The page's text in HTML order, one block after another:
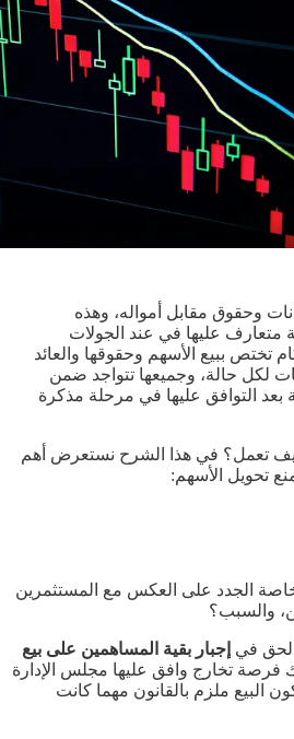
وحقوق مقابل أمواله، وهذه
متعارف عليها في عند الجولات
تختص ببيع الأسهم وحقوقها والعائد
لكل حالة، وجميعها تتواجد ضمن
بعد التوافق عليها في مرحلة مذكرة
تعمل؟ في هذا الشرح نستعرض أهم
تحويل الأسهم:
خاصة الجدد على العكس مع المستثمرين
والسبب؟
الحق في إجبار بقية المساهمين على بيع
تخارج وافق عليها مجلس الإدارة
البيع ملزم بالقانون مهما كانت